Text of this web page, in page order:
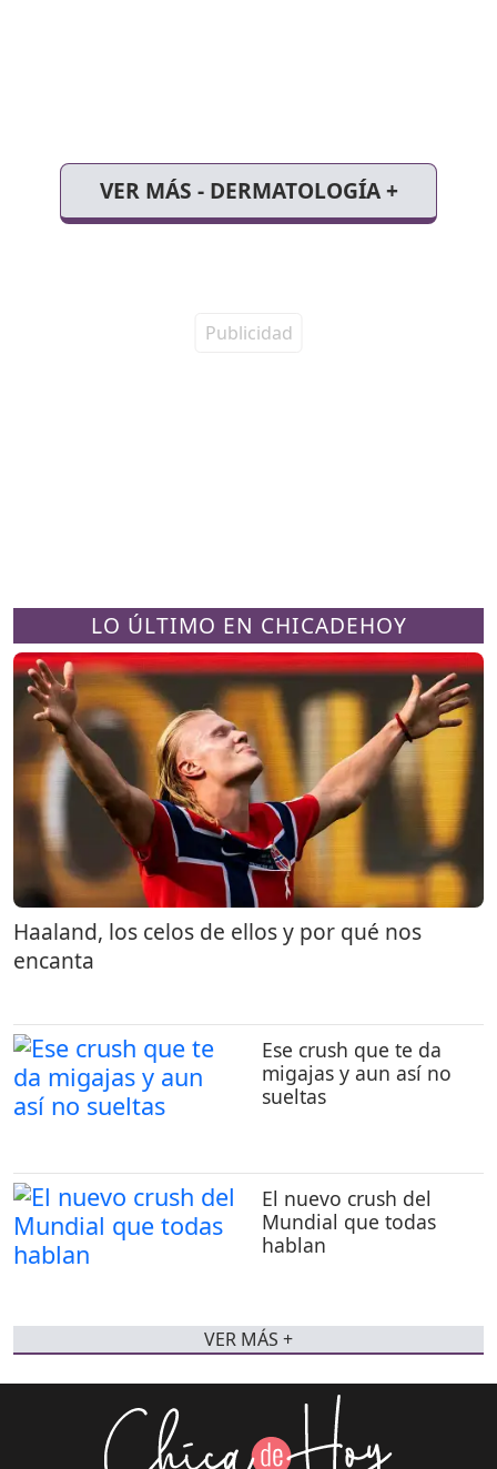
VER MÁS - DERMATOLOGÍA +
LO ÚLTIMO EN CHICADEHOY
Haaland, los celos de ellos y por qué nos
encanta
Ese crush que te da
migajas y aun así no
sueltas
El nuevo crush del
Mundial que todas
hablan
VER MÁS +